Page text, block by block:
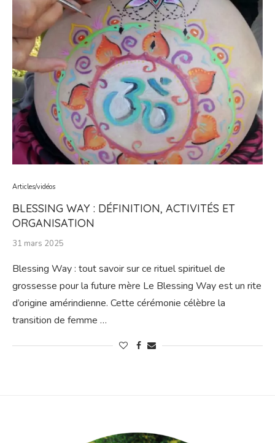
Articles/vidéos
BLESSING WAY : DÉFINITION, ACTIVITÉS ET
ORGANISATION
31 mars 2025
Blessing Way : tout savoir sur ce rituel spirituel de
grossesse pour la future mère Le Blessing Way est un rite
d’origine amérindienne. Cette cérémonie célèbre la
transition de femme …